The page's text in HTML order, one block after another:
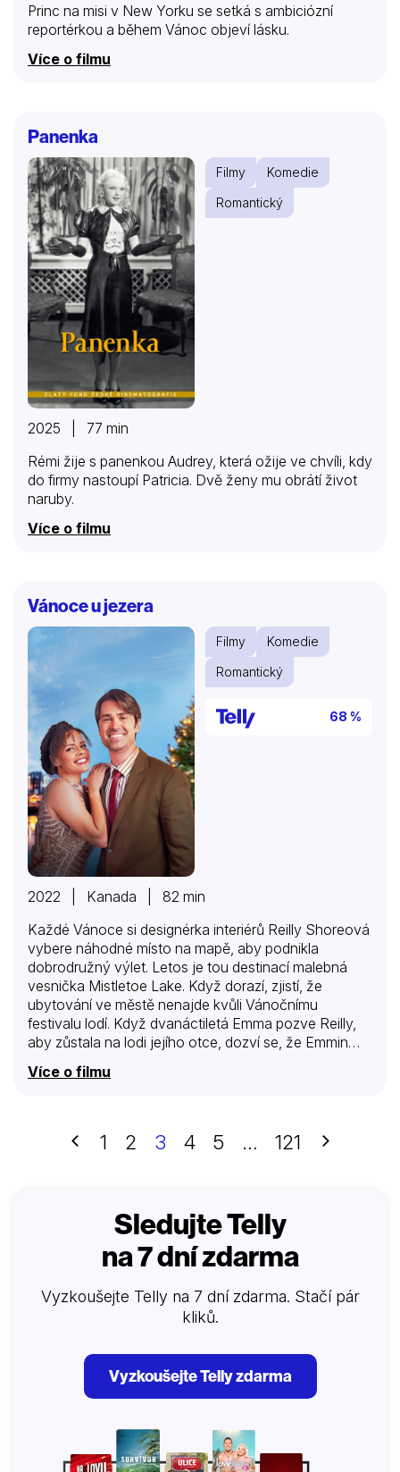
Princ na misi v New Yorku se setká s ambiciózní
reportérkou a během Vánoc objeví lásku.
Více o filmu
Panenka
Filmy
Komedie
Romantický
2025 | 77 min
Rémi žije s panenkou Audrey, která ožije ve chvíli, kdy
do firmy nastoupí Patricia. Dvě ženy mu obrátí život
naruby.
Více o filmu
Vánoce u jezera
Filmy
Komedie
Romantický
68 %
2022 | Kanada | 82 min
Každé Vánoce si designérka interiérů Reilly Shoreová
vybere náhodné místo na mapě, aby podnikla
dobrodružný výlet. Letos je tou destinací malebná
vesnička Mistletoe Lake. Když dorazí, zjistí, že
ubytování ve městě nenajde kvůli Vánočnímu
festivalu lodí. Když dvanáctiletá Emma pozve Reilly,
aby zůstala na lodi jejího otce, dozví se, že Emmin
otec Raymond Mitchell prodává svou loď a nemůže
se festivalu zúčastnit. Zarmoucená Emma požádá o
jezeře Jmelí.
Více o filmu
Předchozí
1 2 3 4 5 … 121 Další
Sledujte Telly
na 7 dní zdarma
Vyzkoušejte Telly na 7 dní zdarma. Stačí pár
kliků.
Vyzkoušejte Telly zdarma